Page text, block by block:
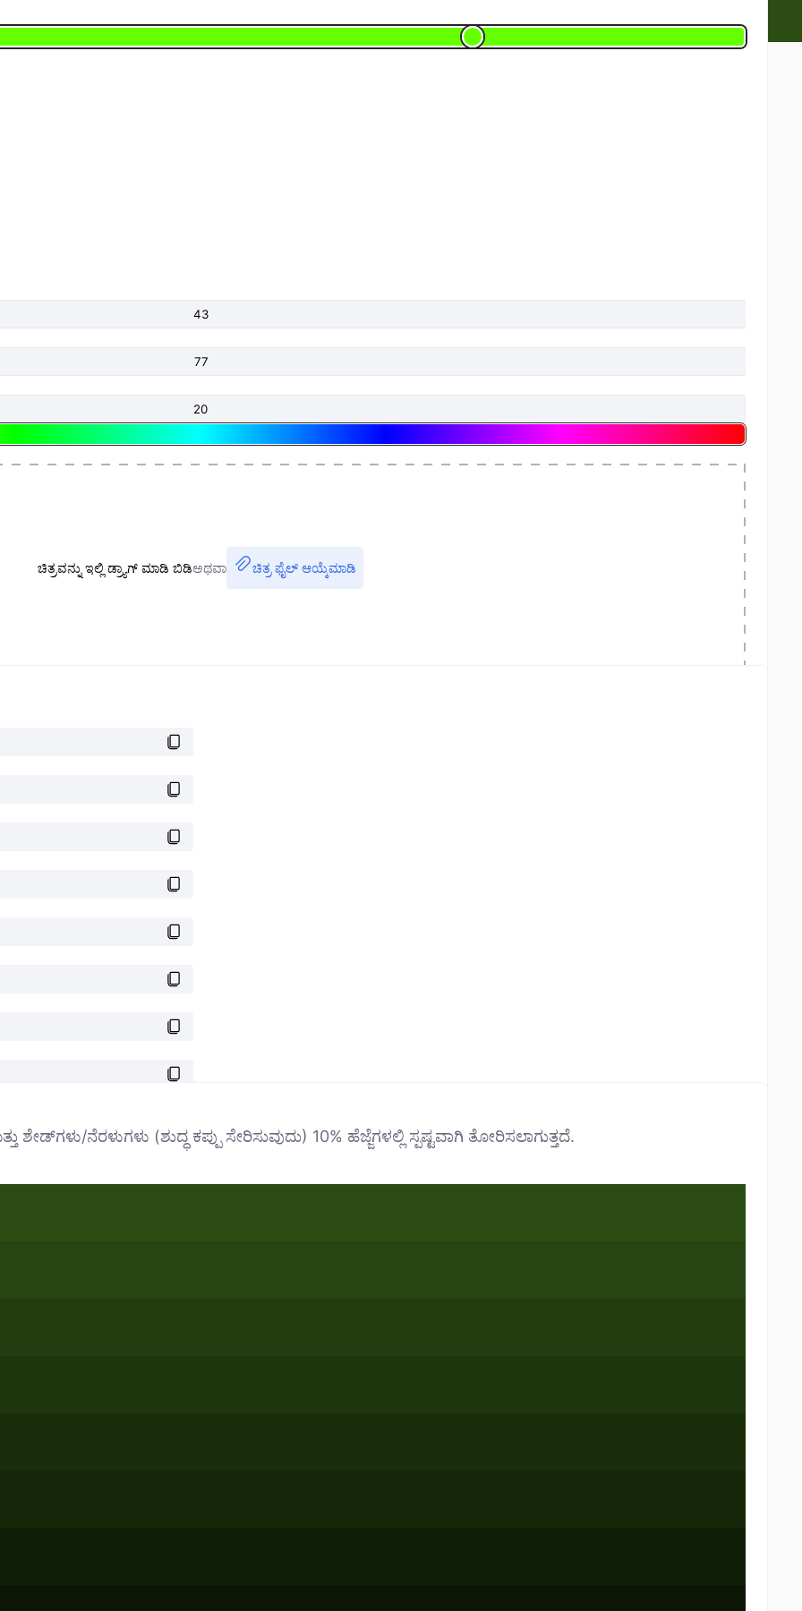
ಚಿತ್ರವನ್ನು ಇಲ್ಲಿ ಡ್ರ್ಯಾಗ್ ಮಾಡಿ ಬಿಡಿಅಥವಾ ಚಿತ್ರ ಫೈಲ್ ಆಯ್ಕೆಮಾಡಿ
ನೆರಳುಗಳು (ಶುದ್ಧ ಕಪ್ಪು ಸೇರಿಸುವುದು) 10% ಹೆಜ್ಜೆಗಳಲ್ಲಿ ಸ್ಪಷ್ಟವಾಗಿ ತೋರಿಸಲಾಗುತ್ತದೆ.